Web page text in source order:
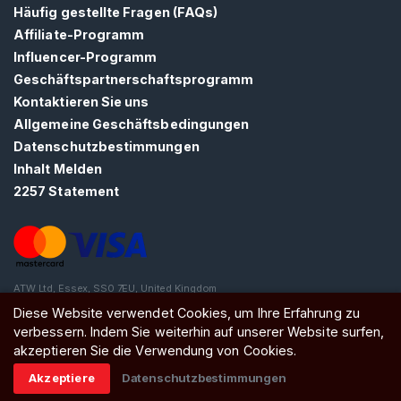
Häufig gestellte Fragen (FAQs)
Affiliate-Programm
Influencer-Programm
Geschäftspartnerschaftsprogramm
Kontaktieren Sie uns
Allgemeine Geschäftsbedingungen
Datenschutzbestimmungen
Inhalt Melden
2257 Statement
ATW Ltd, Essex, SS0 7EU, United Kingdom
Diese Website verwendet Cookies, um Ihre Erfahrung zu
verbessern. Indem Sie weiterhin auf unserer Website surfen,
akzeptieren Sie die Verwendung von Cookies.
Akzeptiere Datenschutzbestimmungen
N
S
I
E
S
C
H
K
O
S
T
L
O
S
>
S
t
a